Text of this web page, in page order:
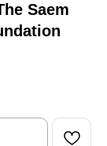
Saem